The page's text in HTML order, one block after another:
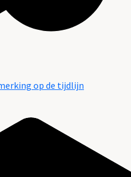
op de tijdlijn